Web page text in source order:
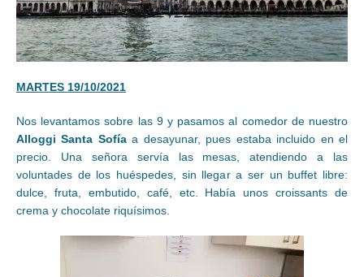
MARTES 19/10/2021
Nos levantamos sobre las 9 y pasamos al comedor de nuestro
Alloggi Santa Sofíaa desayunar, pues estaba incluido en el
precio. Una señora servía las mesas, atendiendo a las
voluntades de los huéspedes, sin llegar a ser un buffet libre:
dulce, fruta, embutido, café, etc. Había unos croissants de
crema y chocolate riquísimos.